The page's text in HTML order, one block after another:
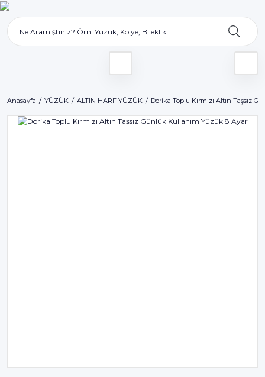
Anasayfa YÜZÜK ALTIN HARF YÜZÜK Dorika Toplu Kırmızı Altın Taşsız